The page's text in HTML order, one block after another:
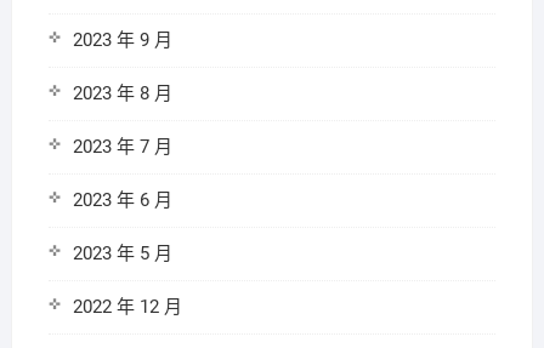
2023 年 9 月
2023 年 8 月
2023 年 7 月
2023 年 6 月
2023 年 5 月
2022 年 12 月